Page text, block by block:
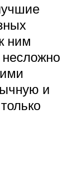
ним
и